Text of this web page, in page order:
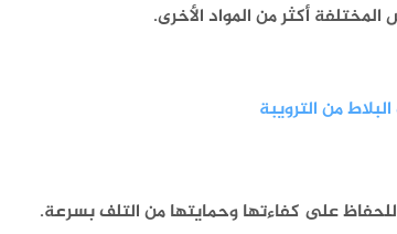
أكثر من المواد الأخرى.
من الترويبة
على كفاءتها وحمايتها من التلف بسرعة.